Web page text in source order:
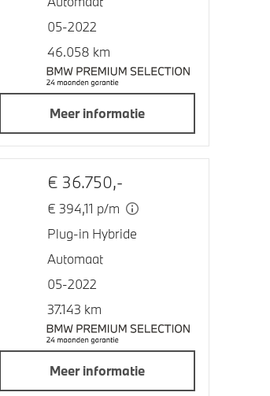
05-2022
46.058 km
Meer informatie
€ 36.750,-
€ 394,11 p/m
Plug-in Hybride
Automaat
05-2022
37.143 km
Meer informatie